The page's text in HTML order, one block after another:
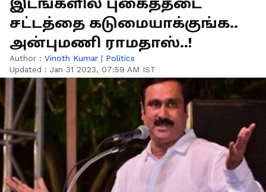
இடங்களில் புகைத்தடை
சட்டத்தை கடுமையாக்குங்க..
அன்புமணி ராமதாஸ்..!
Author : Vinoth Kumar | Politics
Updated : Jan 31 2023, 07:59 AM IST